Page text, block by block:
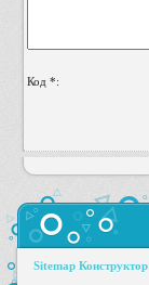
Код *:
Sitemap